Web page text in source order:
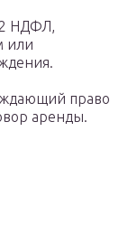
2 НДФЛ,
или
право
аренды.